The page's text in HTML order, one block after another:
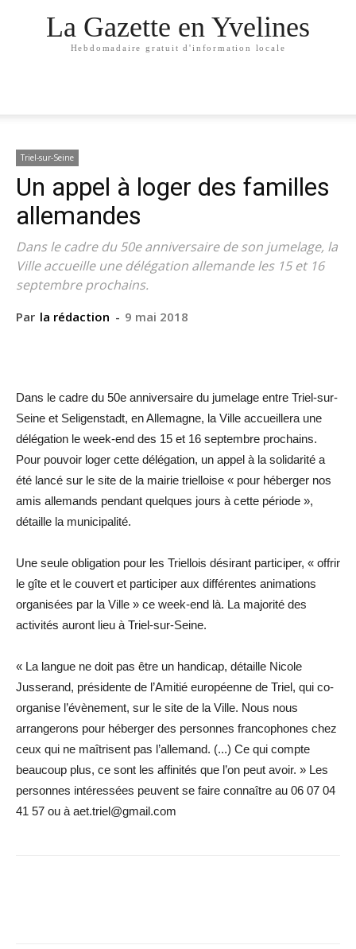
La Gazette en Yvelines
Hebdomadaire gratuit d'information locale
Triel-sur-Seine
Un appel à loger des familles
allemandes
Dans le cadre du 50e anniversaire de son jumelage, la
Ville accueille une délégation allemande les 15 et 16
septembre prochains.
Par la rédaction - 9 mai 2018
Dans le cadre du 50e anniversaire du jumelage entre Triel-sur-
Seine et Seligenstadt, en Allemagne, la Ville accueillera une
délégation le week-end des 15 et 16 septembre prochains.
Pour pouvoir loger cette délégation, un appel à la solidarité a
été lancé sur le site de la mairie trielloise « pour héberger nos
amis allemands pendant quelques jours à cette période »,
détaille la municipalité.
Une seule obligation pour les Triellois désirant participer, « offrir
le gîte et le couvert et participer aux différentes animations
organisées par la Ville » ce week-end là. La majorité des
activités auront lieu à Triel-sur-Seine.
« La langue ne doit pas être un handicap, détaille Nicole
Jusserand, présidente de l’Amitié européenne de Triel, qui co-
organise l’évènement, sur le site de la Ville. Nous nous
arrangerons pour héberger des personnes francophones chez
ceux qui ne maîtrisent pas l’allemand. (...) Ce qui compte
beaucoup plus, ce sont les affinités que l’on peut avoir. » Les
personnes intéressées peuvent se faire connaître au 06 07 04
41 57 ou à aet.triel@gmail.com